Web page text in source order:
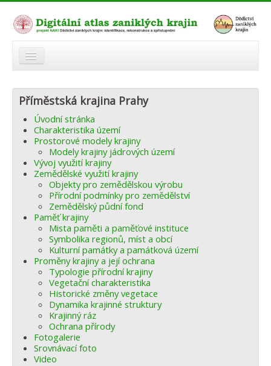
Modelová území
Zaniklé krajiny
Odkazy
Fórum
Autoři
Příměstská krajina Prahy
Úvodní stránka
Charakteristika území
Prostorové modely krajiny
Modely krajiny jádrových území
Vývoj využití krajiny
Zemědělské využití krajiny
Objekty pro zemědělskou výrobu
Přírodní podmínky pro zemědělství
Zemědělský půdní fond
Paměť krajiny
Mista paměti a paměťové instituce
Symbolika regionů, míst a obcí
Kulturní památky a památková území
Proměny krajiny a její ochrana
Typologie přírodní krajiny
Vegetační charakteristika
Historické změny vegetace
Dynamika krajinné struktury
Krajinný ráz
Ochrana přírody
Fotogalerie
Srovnávací foto
Video